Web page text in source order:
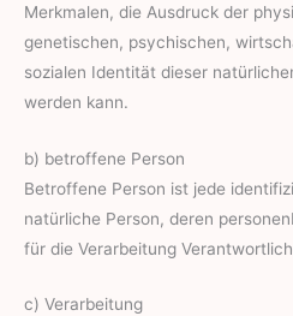
Merkmalen, die Ausdruck der
genetischen, psychischen,
sozialen Identität dieser
werden kann.
b) betroffene Person
Betroffene Person ist jede
natürliche Person, deren
für die Verarbeitung
c) Verarbeitung